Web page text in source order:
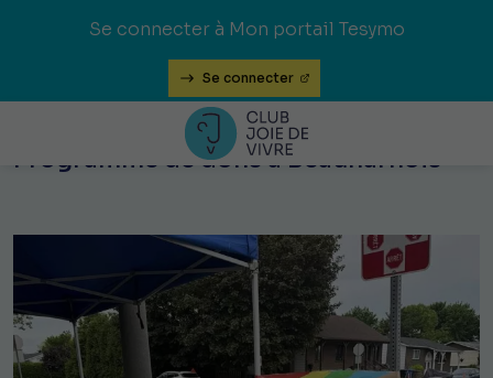
Se connecter à Mon portail Tesymo
Se connecter
Programme de dons à Beauharnois